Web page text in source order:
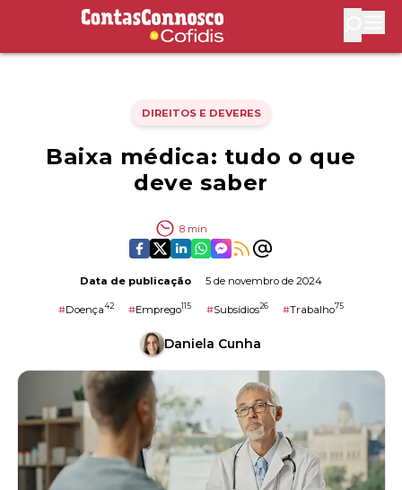
Contas Connosco by Cofidis
DIREITOS E DEVERES
Baixa médica: tudo o que
deve saber
8 min
Data de publicação 5 de novembro de 2024
#Doença42 #Emprego115 #Subsídios26 #Trabalho75
Daniela Cunha